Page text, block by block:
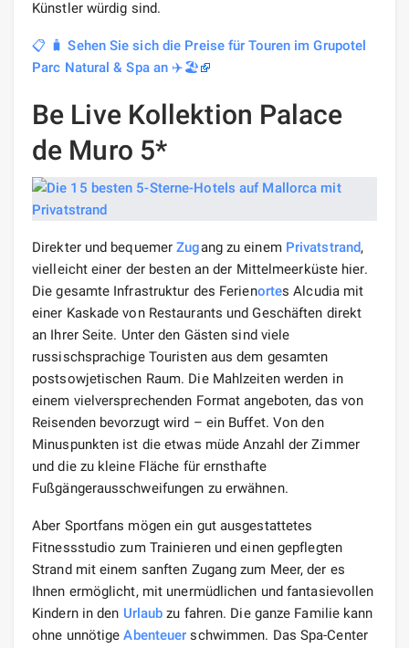
Künstler würdig sind.
📋 🧳 Sehen Sie sich die Preise für Touren im Grupotel
Parc Natural & Spa an ✈️🏖️
Be Live Kollektion Palace
de Muro 5*
Direkter und bequemerZugang zu einem Privatstrand,
vielleicht einer der besten an der Mittelmeerküste hier.
Die gesamte Infrastruktur des Ferienortes Alcudia mit
einer Kaskade von Restaurants und Geschäften direkt
an Ihrer Seite. Unter den Gästen sind viele
russischsprachige Touristen aus dem gesamten
postsowjetischen Raum. Die Mahlzeiten werden in
einem vielversprechenden Format angeboten, das von
Reisenden bevorzugt wird – ein Buffet. Von den
Minuspunkten ist die etwas müde Anzahl der Zimmer
und die zu kleine Fläche für ernsthafte
Fußgängerausschweifungen zu erwähnen.
Aber Sportfans mögen ein gut ausgestattetes
Fitnessstudio zum Trainieren und einen gepflegten
Strand mit einem sanften Zugang zum Meer, der es
Ihnen ermöglicht, mit unermüdlichen und fantasievollen
Kindern in den Urlaub zu fahren. Die ganze Familie kann
ohne unnötigeAbenteuer schwimmen. Das Spa-Center